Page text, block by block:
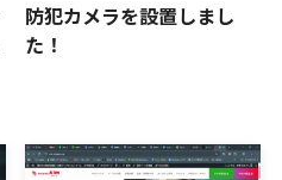
防犯カメラを設置しまし
た！